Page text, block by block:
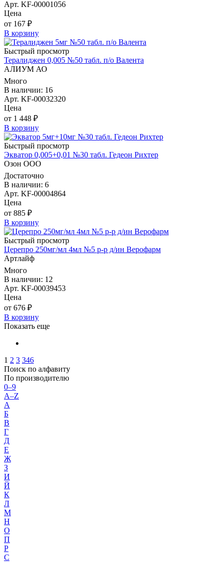
Арт. KF-00001056
Цена
от 167 ₽
В корзину
Быстрый просмотр
Тералиджен 0,005 №50 табл. п/о Валента
АЛИУМ АО
Много
В наличии: 16
Арт. KF-00032320
Цена
от 1 448 ₽
В корзину
Быстрый просмотр
Экватор 0,005+0,01 №30 табл. Гедеон Рихтер
Озон ООО
Достаточно
В наличии: 6
Арт. KF-00004864
Цена
от 885 ₽
В корзину
Быстрый просмотр
Церепро 250мг/мл 4мл №5 р-р д/ин Верофарм
Артлайф
Много
В наличии: 12
Арт. KF-00039453
Цена
от 676 ₽
В корзину
Показать еще
1 2 3 346
Поиск по алфавиту
По производителю
0–9
A–Z
А
Б
В
Г
Д
Е
Ж
З
И
Й
К
Л
М
Н
О
П
Р
С